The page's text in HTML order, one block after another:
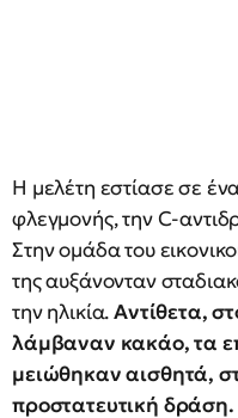
Η μελέτη εστίασε σε
φλεγμονής, την C-
Στην ομάδα του
της αυξάνονταν
την ηλικία.Αντίθετα,
λάμβαναν κακάο, τα
μειώθηκαν αισθητά,
προστατευτική δράση.